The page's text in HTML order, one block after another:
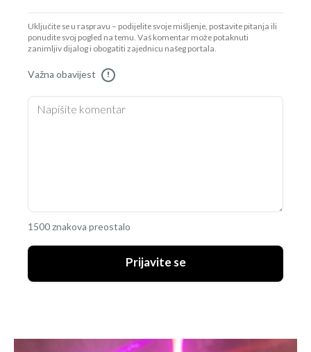
Uključite se u raspravu – podijelite svoje mišljenje, postavite pitanja ili
ponudite svoj pogled na temu. Vaš komentar može potaknuti
zanimljiv dijalog i obogatiti zajednicu našeg portala.
Važna obavijest !
1500 znakova preostalo
Prijavite se